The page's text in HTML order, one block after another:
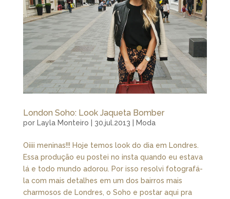
London Soho: Look Jaqueta Bomber
por Layla Monteiro 30.jul.2013 Moda
Oiiii meninas!!! Hoje temos look do dia em Londres.
Essa produção eu postei no insta quando eu estava
lá e todo mundo adorou. Por isso resolvi fotografá-
la com mais detalhes em um dos bairros mais
charmosos de Londres, o Soho e postar aqui pra